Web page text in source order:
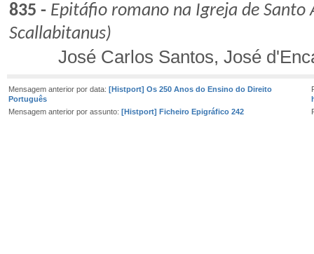
835 - Epitáfio romano na Igreja de Santo
Scallabitanus)
José Carlos Santos, José
Mensagem anterior por data: [Histport] Os 250 Anos do Ensino do Direito
Português
Mensagem anterior por assunto: [Histport] Ficheiro Epigráfico 242